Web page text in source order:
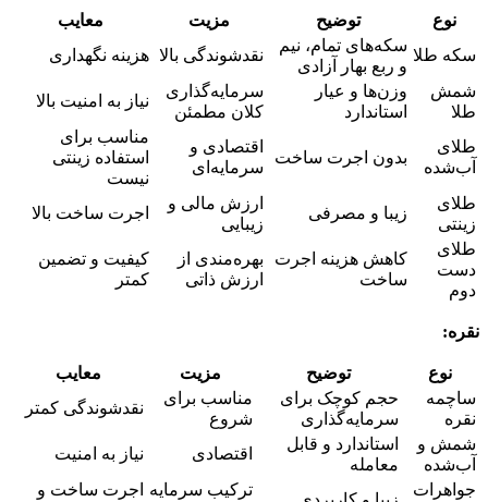
نوع توضیح مزیت
معایب
سکه طلا
سکه‌های تمام، نیم
و ربع بهار آزادی
نقدشوندگی بالا هزینه نگهداری
شمش
طلا
وزن‌ها و عیار
استاندارد
سرمایه‌گذاری
کلان مطمئن
نیاز به امنیت بالا
طلای
آب‌شده
بدون اجرت ساخت
اقتصادی و
سرمایه‌ای
مناسب برای
استفاده زینتی
نیست
طلای
زینتی
زیبا و مصرفی
ارزش مالی و
زیبایی
اجرت ساخت بالا
طلای
دست
دوم
کاهش هزینه اجرت
ساخت
بهره‌مندی از
ارزش ذاتی
کیفیت و تضمین
کمتر
نقره:
نوع توضیح مزیت
معایب
ساچمه
نقره
حجم کوچک برای
سرمایه‌گذاری
مناسب برای
شروع
نقدشوندگی کمتر
شمش و
آب‌شده
استاندارد و قابل
معامله
اقتصادی
نیاز به امنیت
جواهرات
ترکیب سرمایه
اجرت ساخت و